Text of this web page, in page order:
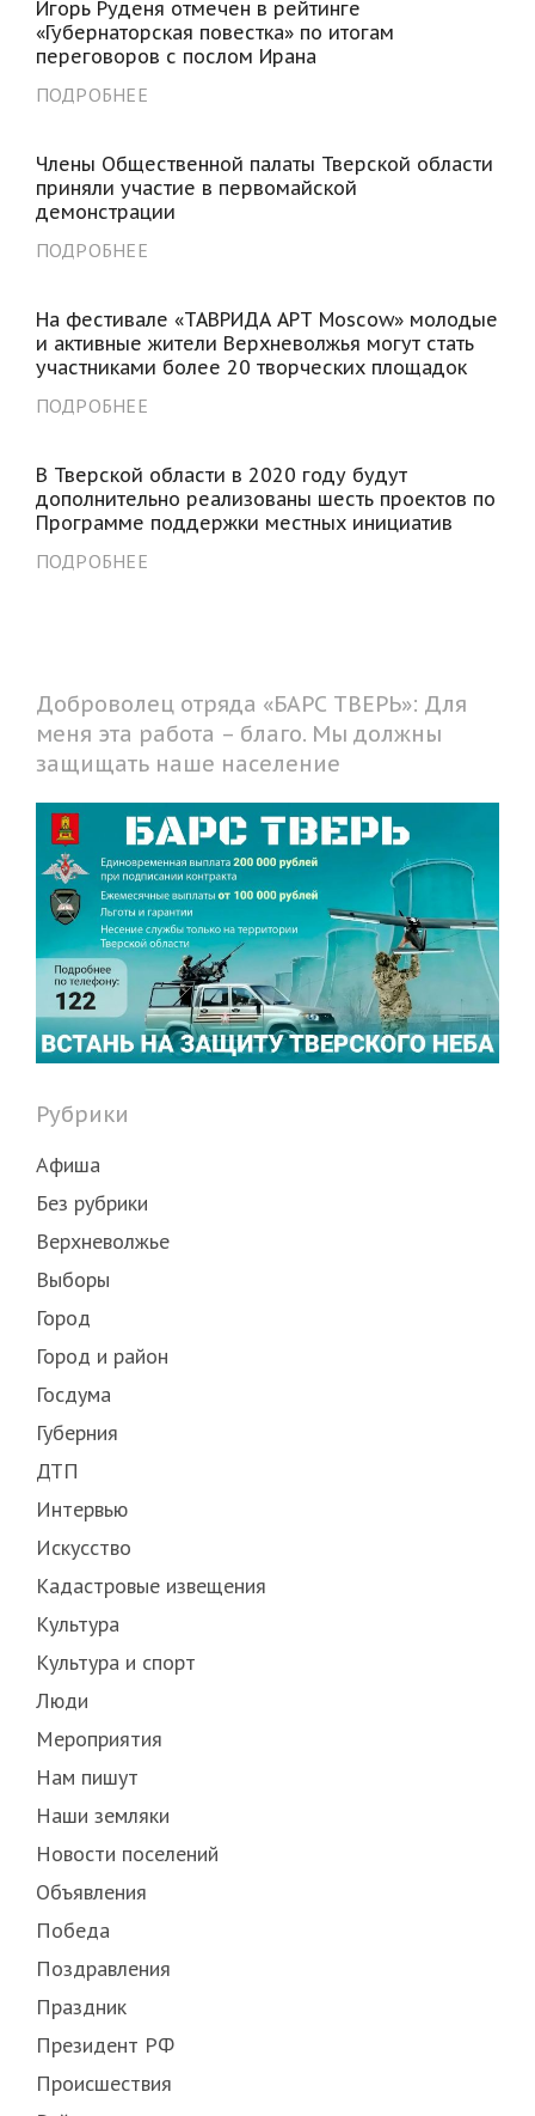
Игорь Руденя отмечен в рейтинге
«Губернаторская повестка» по итогам
переговоров с послом Ирана
ПОДРОБНЕЕ
Члены Общественной палаты Тверской области
приняли участие в первомайской
демонстрации
ПОДРОБНЕЕ
На фестивале «ТАВРИДА АРТ Moscow» молодые
и активные жители Верхневолжья могут стать
участниками более 20 творческих площадок
ПОДРОБНЕЕ
В Тверской области в 2020 году будут
дополнительно реализованы шесть проектов по
Программе поддержки местных инициатив
ПОДРОБНЕЕ
Доброволец отряда «БАРС ТВЕРЬ»: Для
меня эта работа – благо. Мы должны
защищать наше население
Рубрики
Афиша
Без рубрики
Верхневолжье
Выборы
Город
Город и район
Госдума
Губерния
ДТП
Интервью
Искусство
Кадастровые извещения
Культура
Культура и спорт
Люди
Мероприятия
Нам пишут
Наши земляки
Новости поселений
Объявления
Победа
Поздравления
Праздник
Президент РФ
Происшествия